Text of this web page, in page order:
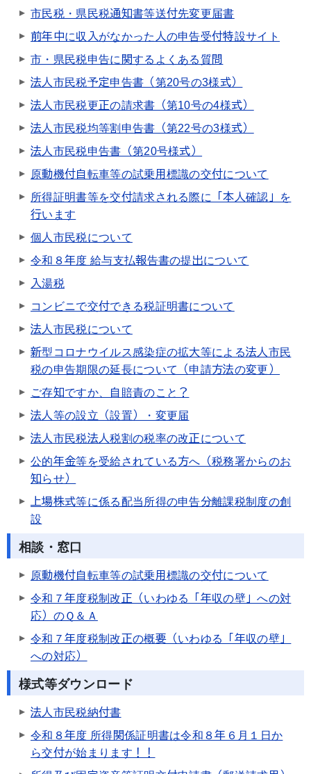
市民税・県民税通知書等送付先変更届書
前年中に収入がなかった人の申告受付特設サイト
市・県民税申告に関するよくある質問
法人市民税予定申告書（第20号の3様式）
法人市民税更正の請求書（第10号の4様式）
法人市民税均等割申告書（第22号の3様式）
法人市民税申告書（第20号様式）
原動機付自転車等の試乗用標識の交付について
所得証明書等を交付請求される際に「本人確認」を
行います
個人市民税について
令和８年度 給与支払報告書の提出について
入湯税
コンビニで交付できる税証明書について
法人市民税について
新型コロナウイルス感染症の拡大等による法人市民
税の申告期限の延長について（申請方法の変更）
ご存知ですか、自賠責のこと？
法人等の設立（設置）・変更届
法人市民税法人税割の税率の改正について
公的年金等を受給されている方へ（税務署からのお
知らせ）
上場株式等に係る配当所得の申告分離課税制度の創
設
相談・窓口
原動機付自転車等の試乗用標識の交付について
令和７年度税制改正（いわゆる「年収の壁」への対
応）のＱ＆Ａ
令和７年度税制改正の概要（いわゆる「年収の壁」
への対応）
様式等ダウンロード
法人市民税納付書
令和８年度 所得関係証明書は令和８年６月１日か
ら交付が始まります！！